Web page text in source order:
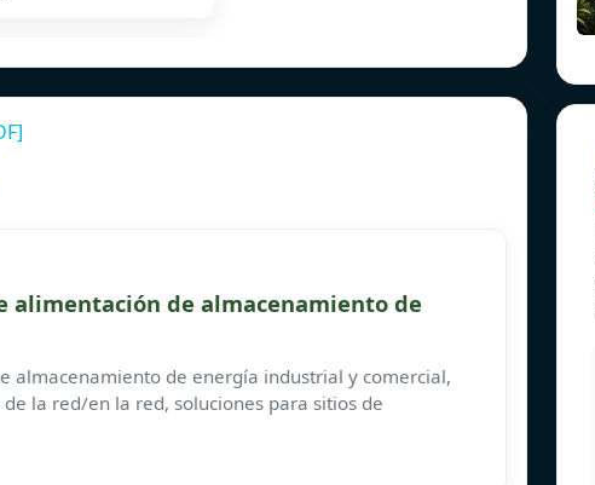
alimentación de almacenamiento de
almacenamiento de energía industrial y comercial,
de la red/en la red, soluciones para sitios de